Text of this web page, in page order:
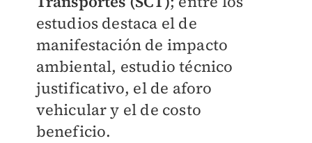
estudios destaca el de
manifestación de impacto
ambiental, estudio técnico
justificativo, el de aforo
vehicular y el de costo
beneficio.